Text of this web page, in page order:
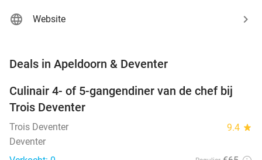
Website
Deals in Apeldoorn & Deventer
39%
TODAY
Culinair 4- of 5-gangendiner van de chef bij
Trois Deventer
Trois Deventer 9.4 star
Deventer